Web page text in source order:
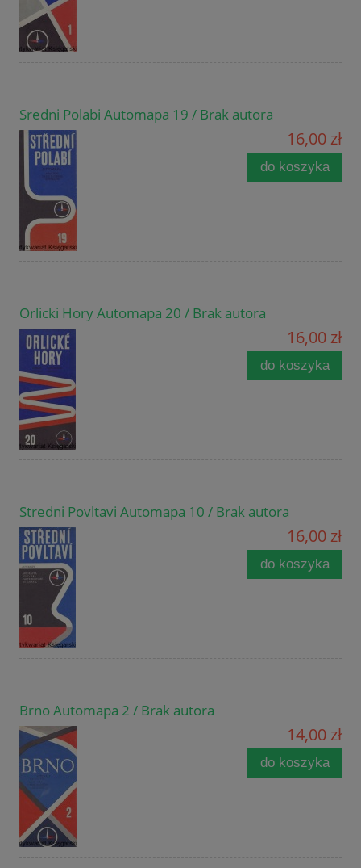
Sredni Polabi Automapa 19 / Brak autora
16,00 zł
do koszyka
Orlicki Hory Automapa 20 / Brak autora
16,00 zł
do koszyka
Stredni Povltavi Automapa 10 / Brak autora
16,00 zł
do koszyka
Brno Automapa 2 / Brak autora
14,00 zł
do koszyka